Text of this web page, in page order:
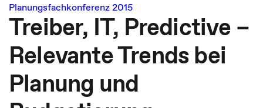
Planungsfachkonferenz 2015
Treiber, IT, Predictive –
Relevante Trends bei
Planung und